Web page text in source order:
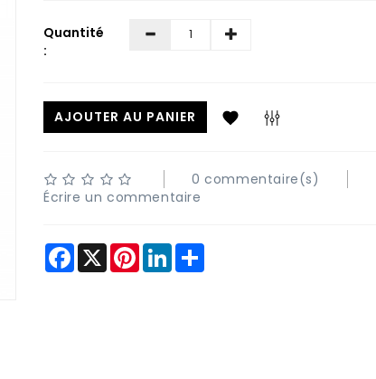
Quantité
:
AJOUTER AU PANIER
0 commentaire(s)
Écrire un commentaire
Facebook
X PinterestLinkedIn